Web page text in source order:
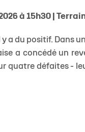
à 15h30 |
y a du positif. Dans
a concédé un
quatre défaites -